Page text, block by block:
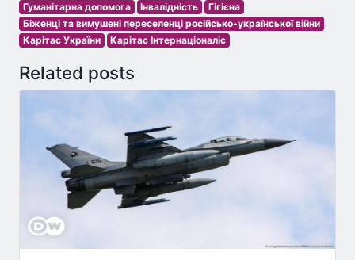
Гуманітарна допомога
Інвалідність
Гігієна
Біженці та вимушені переселенці російсько-української війни
Карітас України
Карітас Інтернаціоналіс
Related posts